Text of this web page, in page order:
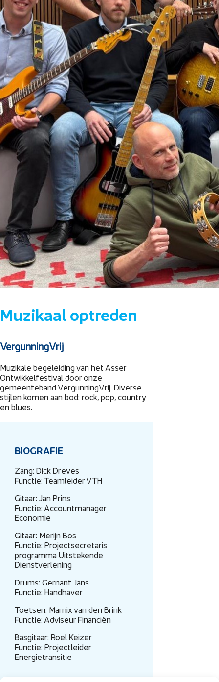
Muzikaal optreden
VergunningVrij
Muzikale begeleiding van het Asser
Ontwikkelfestival door onze
gemeenteband VergunningVrij. Diverse
stijlen komen aan bod: rock, pop, country
en blues.
BIOGRAFIE
Zang: Dick Dreves
Functie: Teamleider VTH
Gitaar: Jan Prins
Functie: Accountmanager
Economie
Gitaar: Merijn Bos
Functie: Projectsecretaris
programma Uitstekende
Dienstverlening
Drums: Gernant Jans
Functie: Handhaver
Toetsen: Marnix van den Brink
Functie: Adviseur Financiën
Basgitaar: Roel Keizer
Functie: Projectleider
Energietransitie